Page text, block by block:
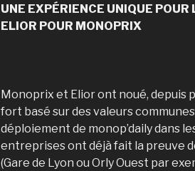
UNE EXPÉRIENCE UNIQUE POUR
ELIOR POUR MONOPRIX
Monoprix et Elior ont noué, depuis
fort basé sur des valeurs
déploiement de monop’daily dans
entreprises ont déjà fait la preuve
(Gare de Lyon ou Orly Ouest par